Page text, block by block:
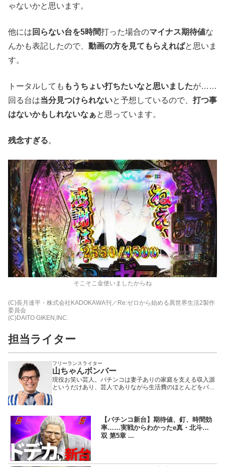
ゃないかと思います。
他には 回らない台を5時間打った場合のマイナス期待値な
んかも表記したので、 動画の方を見てもらえればと思いま
す。
トータルしても もうちょい打ちたいなと思いましたが……
回る台は当分見つけられないと予想しているので、 打つ事
はないかもしれないなぁと思っています。
残念すぎる。
そこそこ金使いましたからね
(C)長月達平・株式会社KADOKAWA刊／Re:ゼロから始める異世界生活2製作
委員会
(C)DAITO GIKEN,INC.
担当ライター
フリーランスライター
山ちゃんボンバー
現役お笑い芸人。パチンコは妻子ありの家庭を支える収入源
というだけあり、芸人でありながら生活費のほとんどをパチ
いる。
【パチンコ新台】期待値、釘、時間効
率……実戦からわかったe真・北斗無
双 第5章 ...